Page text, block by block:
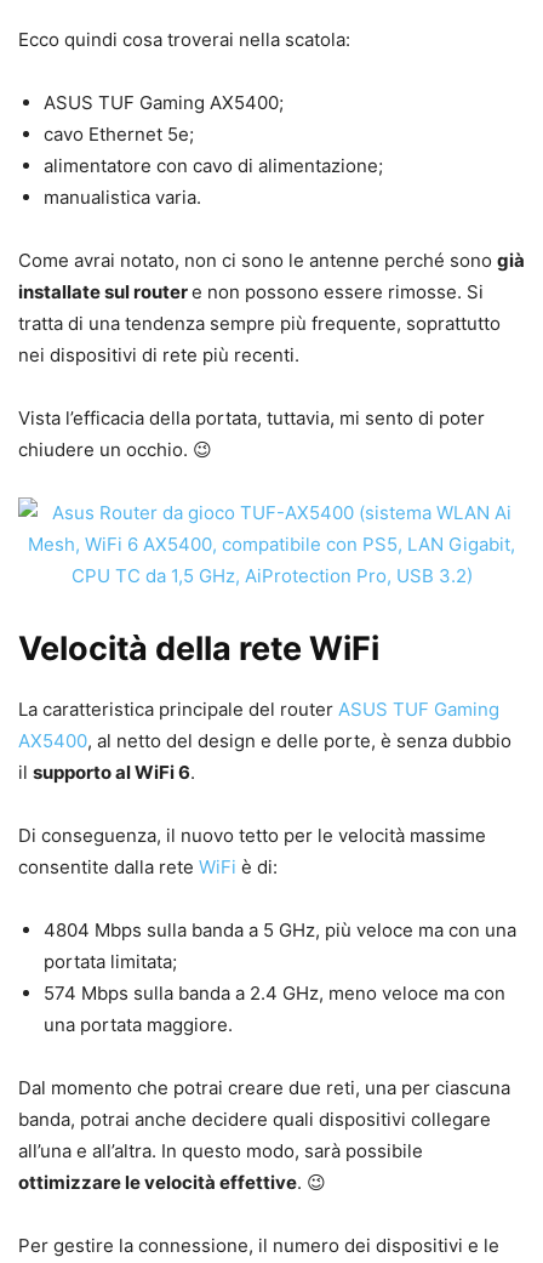
Ecco quindi cosa troverai nella scatola:
ASUS TUF Gaming AX5400;
cavo Ethernet 5e;
alimentatore con cavo di alimentazione;
manualistica varia.
Come avrai notato, non ci sono le antenne perché sono già
installate sul routere non possono essere rimosse. Si
tratta di una tendenza sempre più frequente, soprattutto
nei dispositivi di rete più recenti.
Vista l’efficacia della portata, tuttavia, mi sento di poter
chiudere un occhio. 😉
Velocità della rete WiFi
La caratteristica principale del router ASUS TUF Gaming
AX5400, al netto del design e delle porte, è senza dubbio
il supporto al WiFi 6.
Di conseguenza, il nuovo tetto per le velocità massime
consentite dalla rete WiFi è di:
4804 Mbps sulla banda a 5 GHz, più veloce ma con una
portata limitata;
574 Mbps sulla banda a 2.4 GHz, meno veloce ma con
una portata maggiore.
Dal momento che potrai creare due reti, una per ciascuna
banda, potrai anche decidere quali dispositivi collegare
all’una e all’altra. In questo modo, sarà possibile
ottimizzare le velocità effettive. 😉
Per gestire la connessione, il numero dei dispositivi e le